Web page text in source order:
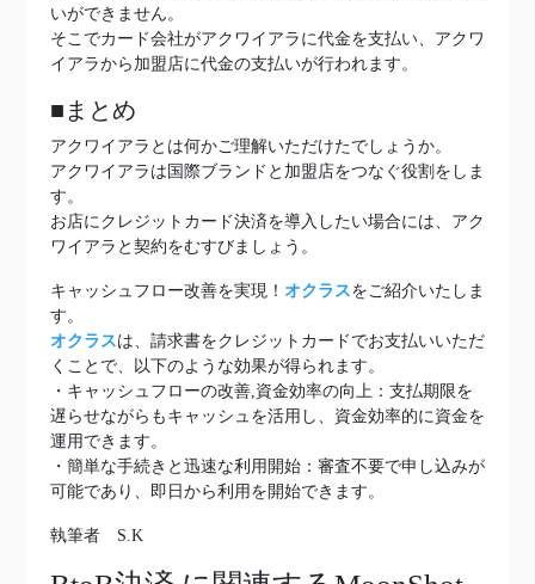
いができません。
そこでカード会社がアクワイアラに代金を支払い、アクワ
イアラから加盟店に代金の支払いが行われます。
■まとめ
アクワイアラとは何かご理解いただけたでしょうか。
アクワイアラは国際ブランドと加盟店をつなぐ役割をしま
す。
お店にクレジットカード決済を導入したい場合には、アク
ワイアラと契約をむすびましょう。
キャッシュフロー改善を実現！ オクラスをご紹介いたしま
す。
オクラスは、請求書をクレジットカードでお支払いいただ
くことで、以下のような効果が得られます。
・キャッシュフローの改善,資金効率の向上：支払期限を
遅らせながらもキャッシュを活用し、資金効率的に資金を
運用できます。
・簡単な手続きと迅速な利用開始：審査不要で申し込みが
可能であり、即日から利用を開始できます。
執筆者 S.K